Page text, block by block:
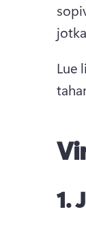
Lue
1.